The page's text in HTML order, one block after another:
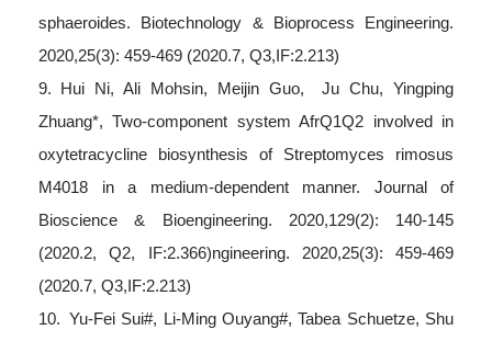
sphaeroides. Biotechnology & Bioprocess Engineering.
2020,25(3): 459-469 (2020.7, Q3,IF:2.213)
9. Hui Ni, Ali Mohsin, Meijin Guo, Ju Chu, Yingping
Zhuang*, Two-component system AfrQ1Q2 involved in
oxytetracycline biosynthesis of Streptomyces rimosus
M4018 in a medium-dependent manner. Journal of
Bioscience & Bioengineering. 2020,129(2): 140-145
(2020.2, Q2, IF:2.366)ngineering. 2020,25(3): 459-469
(2020.7, Q3,IF:2.213)
10. Yu-Fei Sui#, Li-Ming Ouyang#, Tabea Schuetze, Shu